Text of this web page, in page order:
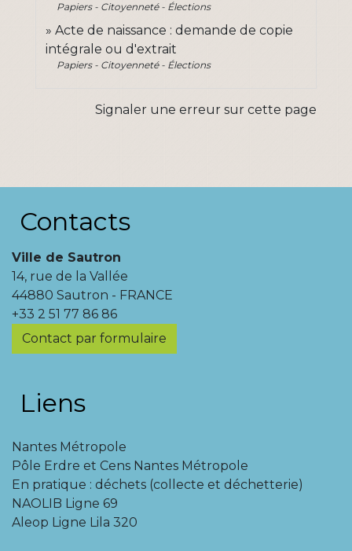
Papiers - Citoyenneté - Élections
Acte de naissance : demande de copie
intégrale ou d'extrait
Papiers - Citoyenneté - Élections
Signaler une erreur sur cette page
Contacts
Ville de Sautron
14, rue de la Vallée
44880 Sautron - FRANCE
+33 2 51 77 86 86
Contact par formulaire
Liens
Nantes Métropole
Pôle Erdre et Cens Nantes Métropole
En pratique : déchets (collecte et déchetterie)
NAOLIB Ligne 69
Aleop Ligne Lila 320